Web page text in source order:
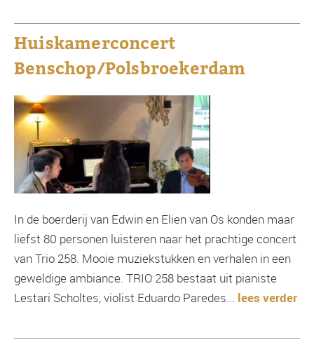
Huiskamerconcert
Benschop/Polsbroekerdam
In de boerderij van Edwin en Elien van Os konden maar
liefst 80 personen luisteren naar het prachtige concert
van Trio 258. Mooie muziekstukken en verhalen in een
geweldige ambiance. TRIO 258 bestaat uit pianiste
Lestari Scholtes, violist Eduardo Paredes... lees verder